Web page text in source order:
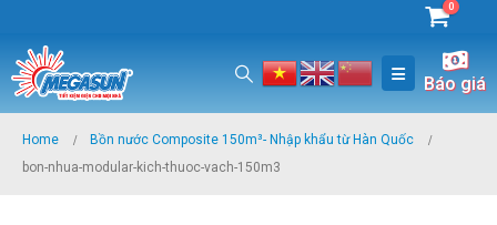
0
Báo giá
Home
Bồn nước Composite 150m³- Nhập khẩu từ Hàn Quốc
bon-nhua-modular-kich-thuoc-vach-150m3